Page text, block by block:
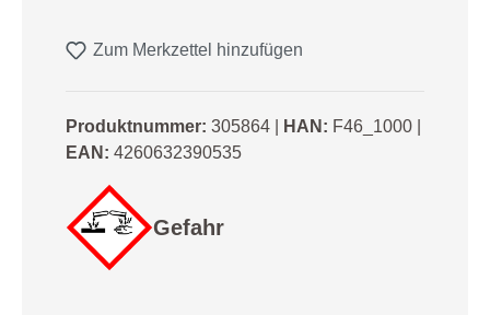
Zum Merkzettel hinzufügen
Produktnummer: 305864 HAN: F46_1000
EAN: 4260632390535
Gefahr